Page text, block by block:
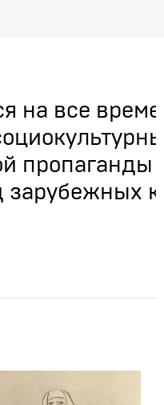
на все
пропаганды
зарубежных